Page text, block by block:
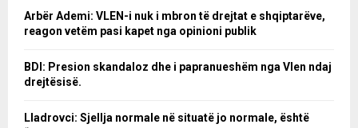
Arbër Ademi: VLEN-i nuk i mbron të drejtat e shqiptarëve,
reagon vetëm pasi kapet nga opinioni publik
BDI: Presion skandaloz dhe i papranueshëm nga Vlen ndaj
drejtësisë.
Lladrovci: Sjellja normale në situatë jo normale, është